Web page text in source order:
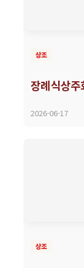
상조
장례식상
2026-06-17
상조